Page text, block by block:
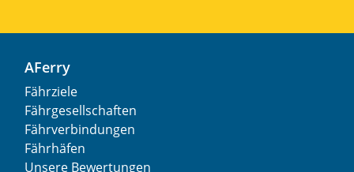
AFerry
Fährziele
Fährgesellschaften
Fährverbindungen
Fährhäfen
Unsere Bewertungen